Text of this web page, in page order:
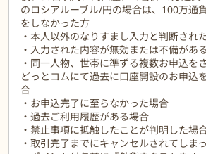
のロシアルーブル/円の場合は、100万通
をしなかった方
・本人以外のなりすまし入力と判断され
・入力された内容が無効または不備があ
・同一人物、世帯に準ずる複数お申込を
どっとコムにて過去に口座開設のお申込
合
・お申込完了に至らなかった場合
・過去ご利用履歴がある場合
・禁止事項に抵触したことが判明した場
・取引完了までにキャンセルされてしま